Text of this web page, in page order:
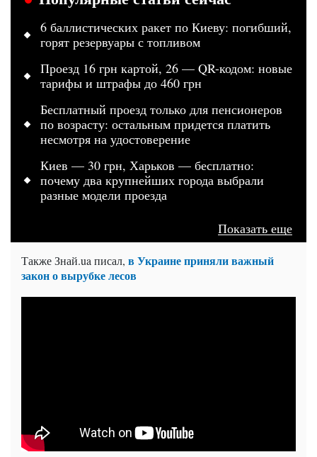
6 баллистических ракет по Киеву: погибший,
горят резервуары с топливом
Проезд 16 грн картой, 26 — QR-кодом: новые
тарифы и штрафы до 460 грн
Бесплатный проезд только для пенсионеров
по возрасту: остальным придется платить
несмотря на удостоверение
Киев — 30 грн, Харьков — бесплатно:
почему два крупнейших города выбрали
разные модели проезда
Показать еще
Также Знай.ua писал, в Украине приняли важный
закон о вырубке лесов